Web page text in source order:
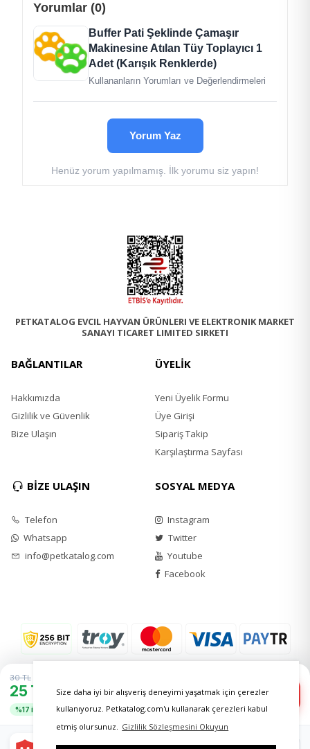
Size daha iyi bir alışveriş deneyimi yaşatmak için çerezler
kullanıyoruz. Petkatalog.com'u kullanarak çerezleri kabul
etmiş olursunuz. Gizlilik Sözleşmesini Okuyun
kullanışlıdır. Evcil hayvanınızın patisini temsil eder.
Çift Taraflı Kullanım:Aparatın her iki tarafı da tüyleri
toplamak için kullanılabilir.
Hafif ve Taşınabilir:Hafif ve taşınabilir yapısı
Kolay Temizlenebilir:Kullanıldıktan sonra tüyleri
kolayca temizleyebilir ve yeniden kullanabilirsiniz.
Çamaşır makinesi içindeki tüyleri toplamak için
kullanabilirsiniz.
Pati şekli ile sevimli ve eğlenceli bir tasarıma
Hafif ve taşınabilir olduğu için her yerde
Silikon malzeme, dayanıklılığı ve uzun
ömürlülüğü garanti eder.
Kullanım Talimatları:
istediğiniz bölgeye hafifçe bastırarak kullanın.
Tüyleri topladıktan sonra, aparatı sallayarak veya
tüyleri çıkarmak için temizleyin.
Çamaşır makinesindeki tüyleri temizlemek için
aparatı kullanmadan önce, çamaşır makinesinin
Yorumlar (0)
Buffer Pati Şeklinde Çamaşır
Makinesine Atılan Tüy Toplayıcı 1
Adet (Karışık Renklerde)
Kullananların Yorumları ve Değerlendirmeleri
Yorum Yaz
Henüz yorum yapılmamış. İlk yorumu siz yapın!
30 TL
25 TL
%17 indirim
− 1 + Sepete Ekle
Daha avantajlı fiyatlar Google Play
PETKATALOG EVCIL HAYVAN ÜRÜNLERI VE ELEKTRONIK MARKET
SANAYI TICARET LIMITED SIRKETI
BAĞLANTILAR
Hakkımızda
Gizlilik ve Güvenlik
Bize Ulaşın
ÜYELİK
Yeni Üyelik Formu
Üye Girişi
Sipariş Takip
Karşılaştırma Sayfası
BİZE ULAŞIN
Telefon
Whatsapp
info@petkatalog.com
SOSYAL MEDYA
Instagram
Twitter
Youtube
Facebook